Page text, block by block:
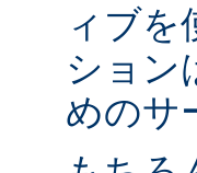
ィブを
ション
めのサ